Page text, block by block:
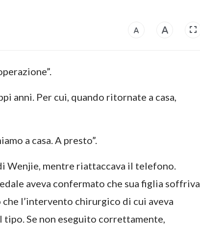
anni. Per cui, quando ritornate a casa,
a casa. A presto”.
Wenjie, mentre riattaccava il telefono.
aveva confermato che sua figlia soffriva
l’intervento chirurgico di cui aveva
Se non eseguito correttamente,